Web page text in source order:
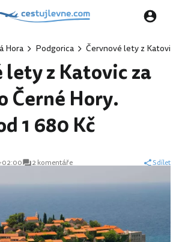
Hora Podgorica Červnové lety z Katovic
lety z Katovic za
Černé Hory.
1 680 Kč
2 komentáře Sdílet